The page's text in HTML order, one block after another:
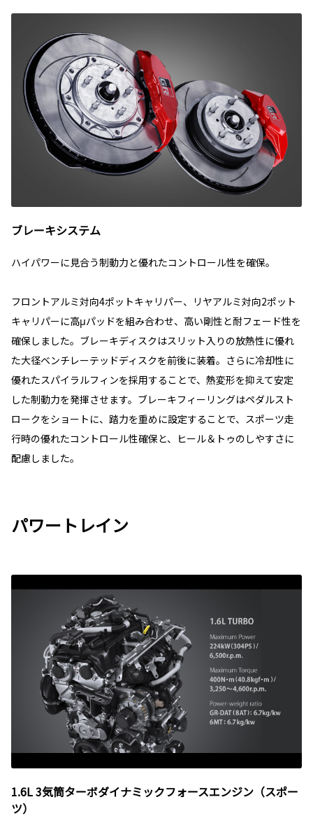
ブレーキシステム
ハイパワーに見合う制動力と優れたコントロール性を確保。
フロントアルミ対向4ポットキャリパー、リヤアルミ対向2ポット
キャリパーに高μパッドを組み合わせ、高い剛性と耐フェード性を
確保しました。ブレーキディスクはスリット入りの放熱性に優れ
た大径ベンチレーテッドディスクを前後に装着。さらに冷却性に
優れたスパイラルフィンを採用することで、熱変形を抑えて安定
した制動力を発揮させます。ブレーキフィーリングはペダルスト
ロークをショートに、踏力を重めに設定することで、スポーツ走
行時の優れたコントロール性確保と、ヒール＆トゥのしやすさに
配慮しました。
パワートレイン
1.6L 3気筒ターボダイナミックフォースエンジン（スポー
ツ）